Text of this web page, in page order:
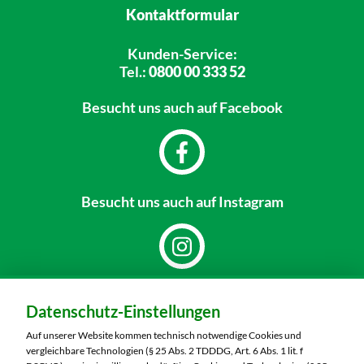
Kontaktformular
Kunden-Service:
Tel.:0800 00 333 52
Besucht unsauch auf Facebook
Besucht unsauch auf Instagram
MARKTKAUF Görlitz
Nieskyer Straße 100
02828 Görlitz
Datenschutz-Einstellungen
Auf unserer Website kommen technisch notwendige Cookies und
vergleichbare Technologien (§ 25 Abs. 2 TDDDG, Art. 6 Abs. 1 lit. f